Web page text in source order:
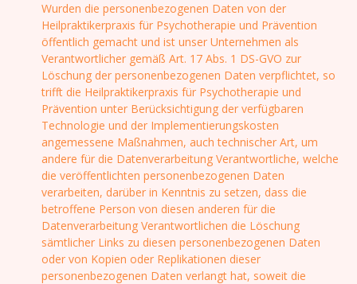
Wurden die personenbezogenen Daten von der
Heilpraktikerpraxis für Psychotherapie und Prävention
öffentlich gemacht und ist unser Unternehmen als
Verantwortlicher gemäß Art. 17 Abs. 1 DS-GVO zur
Löschung der personenbezogenen Daten verpflichtet, so
trifft die Heilpraktikerpraxis für Psychotherapie und
Prävention unter Berücksichtigung der verfügbaren
Technologie und der Implementierungskosten
angemessene Maßnahmen, auch technischer Art, um
andere für die Datenverarbeitung Verantwortliche, welche
die veröffentlichten personenbezogenen Daten
verarbeiten, darüber in Kenntnis zu setzen, dass die
betroffene Person von diesen anderen für die
Datenverarbeitung Verantwortlichen die Löschung
sämtlicher Links zu diesen personenbezogenen Daten
oder von Kopien oder Replikationen dieser
personenbezogenen Daten verlangt hat, soweit die